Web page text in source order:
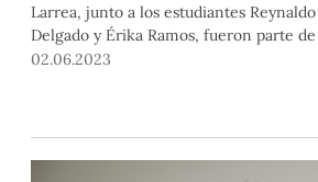
Larrea, junto a los estudiantes Reynaldo
Delgado y Érika Ramos, fueron parte de
que llegó a la Bienal de Venecia, gracias
02.06.2023